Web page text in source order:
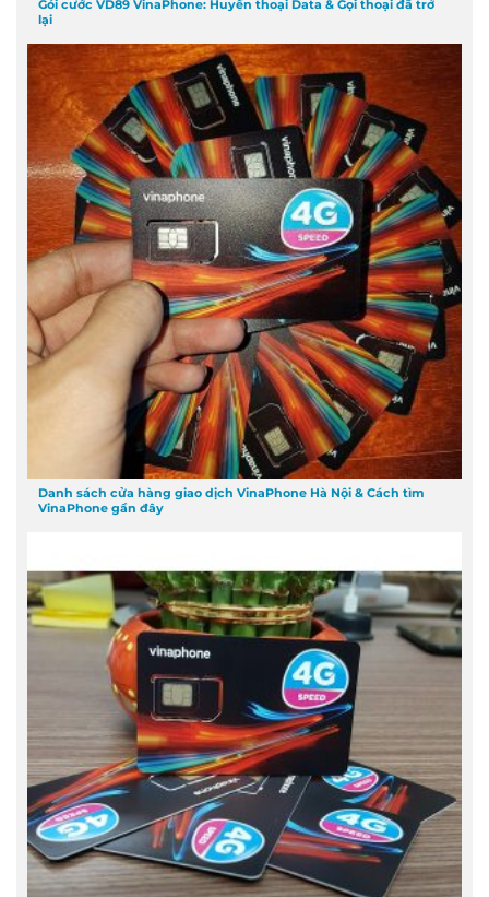
Gói cước VD89 VinaPhone: Huyền thoại Data & Gọi thoại đã trở
lại
Danh sách cửa hàng giao dịch VinaPhone Hà Nội & Cách tìm
VinaPhone gần đây